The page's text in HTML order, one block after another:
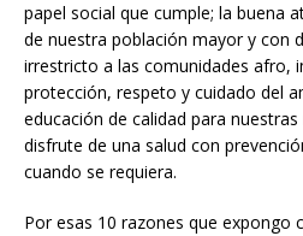
papel social que cumple; la buena
de nuestra población mayor y con
irrestricto a las comunidades afro,
protección, respeto y cuidado del
educación de calidad para
disfrute de una salud con
cuando se requiera.
Por esas 10 razones que expongo